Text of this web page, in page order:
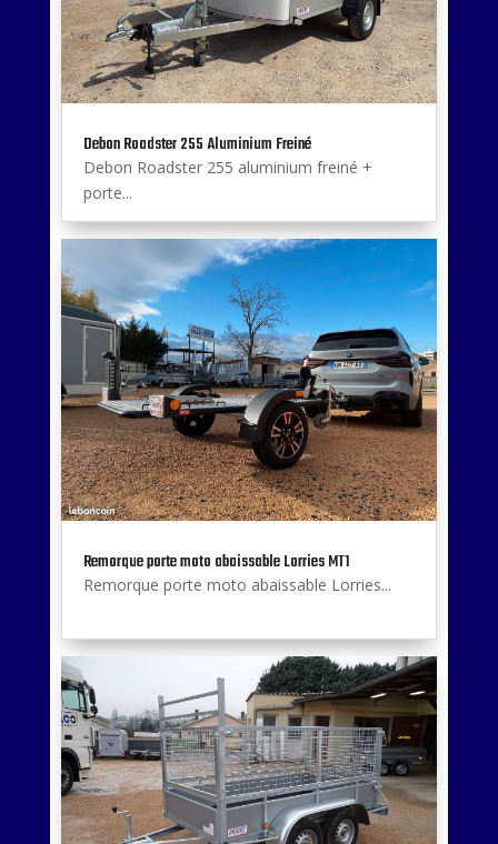
Debon Roadster 255 Aluminium Freiné
Debon Roadster 255 aluminium freiné +
porte...
Remorque porte moto abaissable Lorries MT1
Remorque porte moto abaissable Lorries...